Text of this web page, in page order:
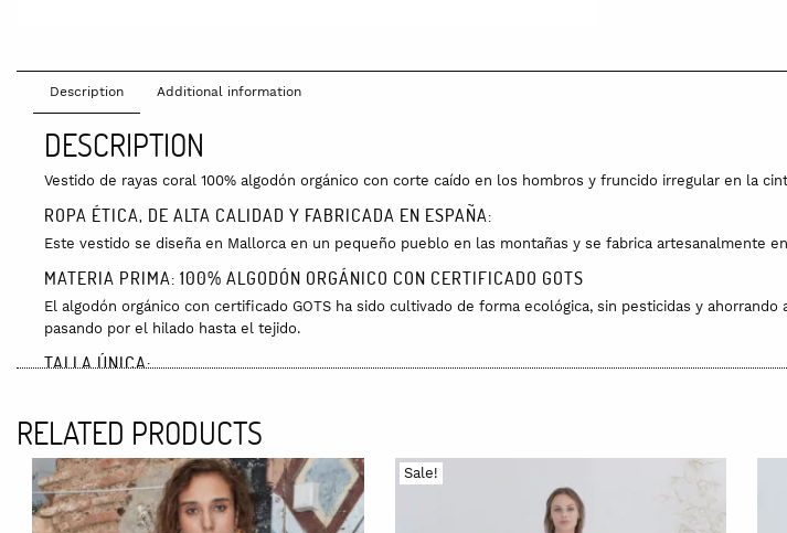
Description Additional information
DESCRIPTION
Vestido de rayas coral 100% algodón orgánico con corte caído en los hombros y fruncido irregular en la
ROPA ÉTICA, DE ALTA CALIDAD Y FABRICADA EN ESPAÑA:
Este vestido se diseña en Mallorca en un pequeño pueblo en las montañas y se fabrica artesanalmente
MATERIA PRIMA: 100% ALGODÓN ORGÁNICO CON CERTIFICADO GOTS
El algodón orgánico con certificado GOTS ha sido cultivado de forma ecológica, sin pesticidas y
pasando por el hilado hasta el tejido.
TALLA ÚNICA:
COLORES:
CUIDADOS:
Preferiblemente, lavar a mano con agua fría. Se puede lavar en la lavadora pero hazlo con agua fría,
RELATED PRODUCTS
Sale!